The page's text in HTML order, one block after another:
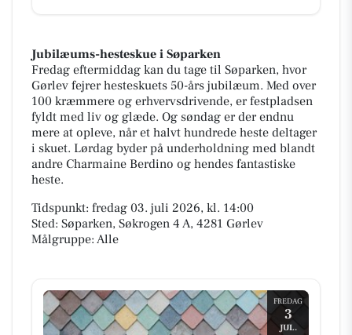
Jubilæums-hesteskue i Søparken
Fredag eftermiddag kan du tage til Søparken, hvor
Gørlev fejrer hesteskuets 50-års jubilæum. Med over
100 kræmmere og erhvervsdrivende, er festpladsen
fyldt med liv og glæde. Og søndag er der endnu
mere at opleve, når et halvt hundrede heste deltager
i skuet. Lørdag byder på underholdning med blandt
andre Charmaine Berdino og hendes fantastiske
heste.
Tidspunkt: fredag 03. juli 2026, kl. 14:00
Sted: Søparken, Søkrogen 4 A, 4281 Gørlev
Målgruppe: Alle
FREDAG
3
JUL.